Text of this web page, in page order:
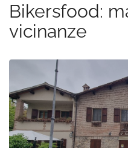
Bikersfood:
vicinanze